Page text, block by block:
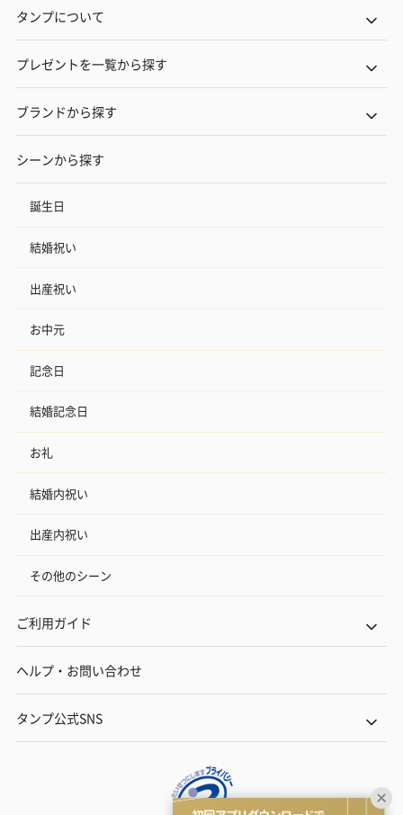
タンプについて
プレゼントを一覧から探す
ブランドから探す
シーンから探す
誕生日
結婚祝い
出産祝い
お中元
記念日
結婚記念日
お礼
結婚内祝い
出産内祝い
その他のシーン
ご利用ガイド
ヘルプ・お問い合わせ
タンプ公式SNS